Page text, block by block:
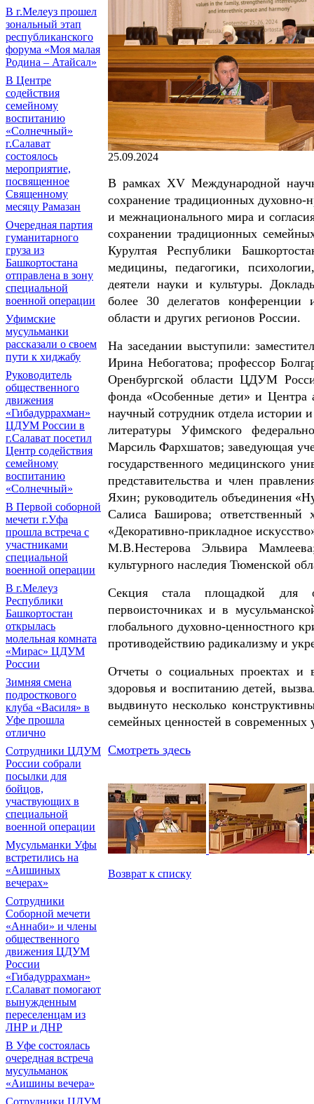
В г.Мелеуз прошел
зональный этап
республиканского
форума «Моя малая
Родина – Атайсал»
В Центре
содействия
семейному
воспитанию
«Солнечный»
г.Салават
состоялось
мероприятие,
посвященное
Священному
месяцу Рамазан
Очередная партия
гуманитарного
груза из
Башкортостана
отправлена в зону
специальной
военной операции
Уфимские
мусульманки
рассказали о своем
пути к хиджабу
Руководитель
общественного
движения
«Гибадуррахман»
ЦДУМ России в
г.Салават посетил
Центр содействия
семейному
воспитанию
«Солнечный»
В Первой соборной
мечети г.Уфа
прошла встреча с
участниками
специальной
военной операции
В г.Мелеуз
Республики
Башкортостан
открылась
молельная комната
«Мирас» ЦДУМ
России
Зимняя смена
подросткового
клуба «Василя» в
Уфе прошла
отлично
Сотрудники ЦДУМ
России собрали
посылки для
бойцов,
участвующих в
специальной
военной операции
Мусульманки Уфы
встретились на
«Аишиных
вечерах»
Сотрудники
Соборной мечети
«Аннаби» и члены
общественного
движения ЦДУМ
России
«Гибадуррахман»
г.Салават помогают
вынужденным
переселенцам из
ЛНР и ДНР
В Уфе состоялась
очередная встреча
мусульманок
«Аишины вечера»
Сотрудники ЦДУМ
25.09.2024
В рамках XV Международной
сохранение традиционных духовно-
и межнационального мира и
сохранении традиционных
Курултая Республики
медицины, педагогики,
деятели науки и культуры.
более 30 делегатов конференции
области и других регионов России.
На заседании выступили:
Ирина Небогатова; профессор
Оренбургской области ЦДУМ
фонда «Особенные дети» и
научный сотрудник отдела истории
литературы Уфимского
Марсиль Фархшатов; заведующая
государственного медицинского
представительства и член
Яхин; руководитель объединения
Салиса Баширова; ответственный
«Декоративно-прикладное
М.В.Нестерова Эльвира
культурного наследия Тюменской
Секция стала площадкой для
первоисточниках и в
глобального духовно-ценностного
противодействию радикализму и
Отчеты о социальных проектах и
здоровья и воспитанию детей,
выдвинуто несколько
семейных ценностей в современных
Смотреть здесь
Возврат к списку